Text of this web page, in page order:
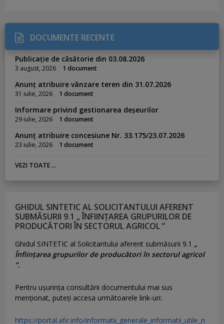
DOCUMENTE RECENTE
Publicație de căsătorie din 03.08.2026
3 august, 2026 1 document
Anunț atribuire vânzare teren din 31.07.2026
31 iulie, 2026 1 document
Informare privind gestionarea deșeurilor
29 iulie, 2026 1 document
Anunț atribuire concesiune Nr. 33.175/23.07.2026
23 iulie, 2026 1 document
VEZI TOATE ...
GHIDUL SINTETIC AL SOLICITANTULUI AFERENT
SUBMĂSURII 9.1 „ ÎNFIINȚAREA GRUPURILOR DE
PRODUCĂTORI ÎN SECTORUL AGRICOL ”
Ghidul SINTETIC al Solicitantului aferent submăsurii 9.1 „
Înființarea grupurilor de producători în sectorul agricol
”.
Pentru uşurinţa consultării documentului mai sus
menţionat, puteţi accesa următoarele link-uri:
https://portal.afir.info/informatii_generale_informatii_utile_n